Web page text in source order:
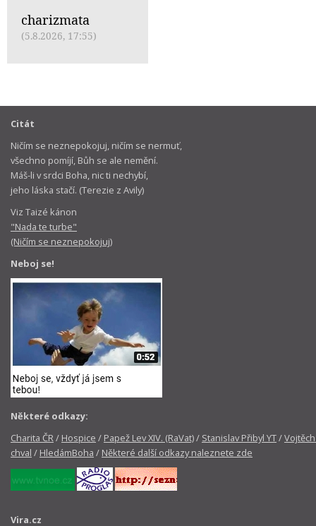
charizmata
(5.8.2026, 17:55)
Citát
Ničím se neznepokojuj, ničím se nermuť,
všechno pomíjí, Bůh se ale nemění.
Máš-li v srdci Boha, nic ti nechybí,
jeho láska stačí. (Terezie z Avily)
Viz Taizé kánon
"Nada te turbe"
(Ničím se neznepokojuj)
Neboj se!
Některé odkazy:
Charita ČR/ Hospice / Papež Lev XIV. (RaVat)/ Stanislav Přibyl YT/
chval / HledámBoha / Některé další odkazy naleznete zde
Vira.cz